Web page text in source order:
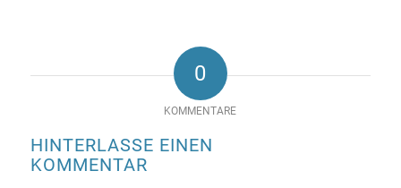
0
KOMMENTARE
HINTERLASSE EINEN
KOMMENTAR